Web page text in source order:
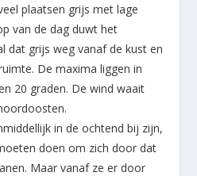
plaatsen grijs met lage
van de dag duwt het
dat grijs weg vanaf de kust en
De maxima liggen in
20 graden. De wind waait
in de ochtend bij zijn,
doen om zich door dat
Maar vanaf ze er door